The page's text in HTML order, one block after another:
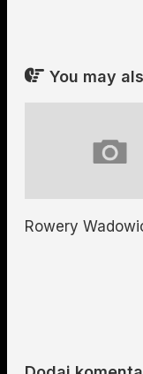
You may
Rowery